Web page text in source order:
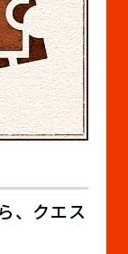
、クエス